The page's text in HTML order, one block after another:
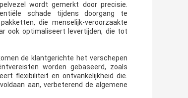
wordt gemerkt door precisie.
schade tijdens doorgang te
die menselijk-veroorzaakte
ook optimaliseert levertijden, die tot
de klantgerichte het verschepen
worden gebaseerd, zoals
flexibiliteit en ontvankelijkheid die.
aan, verbeterend de algemene